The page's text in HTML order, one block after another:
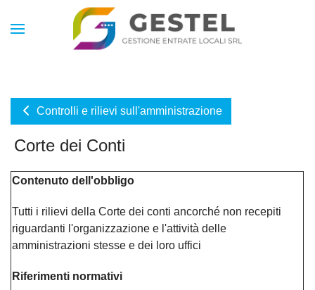
Controlli e rilievi sull'amministrazione
Corte dei Conti
Contenuto dell'obbligo
Tutti i rilievi della Corte dei conti ancorché non recepiti
riguardanti l'organizzazione e l'attività delle
amministrazioni stesse e dei loro uffici
Riferimenti normativi